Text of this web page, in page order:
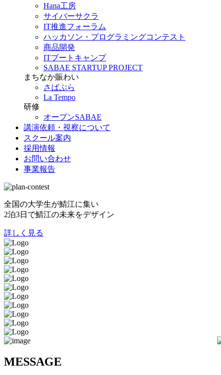
Hana工房
サイバーサクラ
IT推進フォーラム
ハッカソン・プログラミングコンテスト
商品開発
ITブートキャンプ
SABAE STARTUP PROJECT
まちなか賑わい
さばぷら
La Tempo
研修
オープンSABAE
講演依頼・視察について
スクール案内
採用情報
お問い合わせ
事業報告
全国の大学生が鯖江に集い
2泊3日で鯖江の未来をデザイン
詳しく見る
MESSAGE